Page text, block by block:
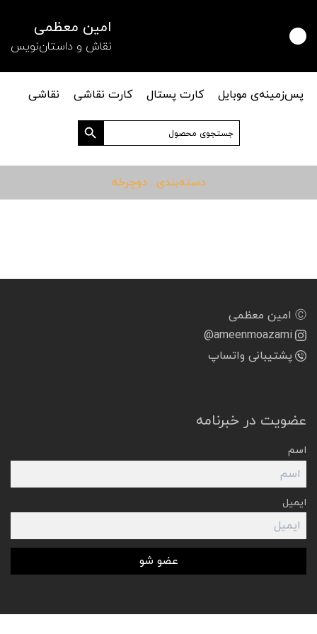
امین معظمی
نقاش و داستان‌نویس
پس‌زمینه‌ی موبایل کارت پستال کارت نقاشی
نقاشی
جستجو
برای:
دکمه جستجو
دسته‌بندی : دوچرخه
Ⓒ امین معظمی
@ameenmoazami
پشتیبانی واتساپ
عضویت در خبرنامه
اسم
ایمیل